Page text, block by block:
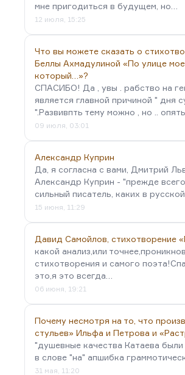
мне пригодиться в будущем, но…
12 июля, 15:25
Что вы можете сказать о
Беллы Ахмадулиной «По улице
который…»?
СПАСИБО! Да , увы . рабство на
является главной причиной " дня
".Развивпть тему можно , но .. опять
09 июля, 03:01
Александр Куприн
Да, я согласна с вами, Дмитрий
Александр Куприн - "прежде
сильный писатель, каких в
15 июня, 11:29
Давид Самойлов, стихотворение
какой анализ,или
стихотворения и самого
это,я это всегда…
06 июня, 19:21
Почему несмотря на то, что
стульев» Ильфа и Петрова и
"душевные качества Катаева
в слове "на" апшибка
31 мая, 11:20